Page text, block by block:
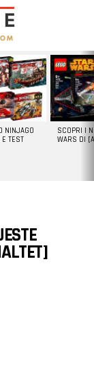
NINJAGO
TEST
SCOPRI I
WARS DI